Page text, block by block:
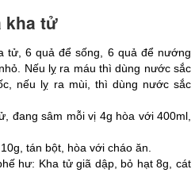
kha tử
tử, 6 quả để sống, 6 quả để nướng
Nếu lỵ ra máu thì dùng nước sắc
nếu lỵ ra mùi, thì dùng nước sắc
đang sâm mỗi vị 4g hòa với 400ml,
tán bột, hòa với cháo ăn.
hư: Kha tử giã dập, bỏ hạt 8g, cát